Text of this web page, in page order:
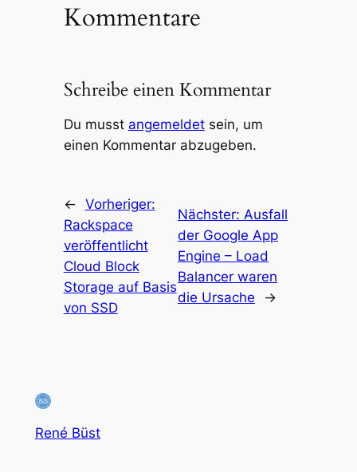
Kommentare
Schreibe einen Kommentar
Du musst angemeldetsein, um
einen Kommentar abzugeben.
← Vorheriger:
Rackspace
veröffentlicht
Cloud Block
Storage auf Basis
von SSD
Nächster: Ausfall
der Google App
Engine – Load
Balancer waren
die Ursache
→
René Büst